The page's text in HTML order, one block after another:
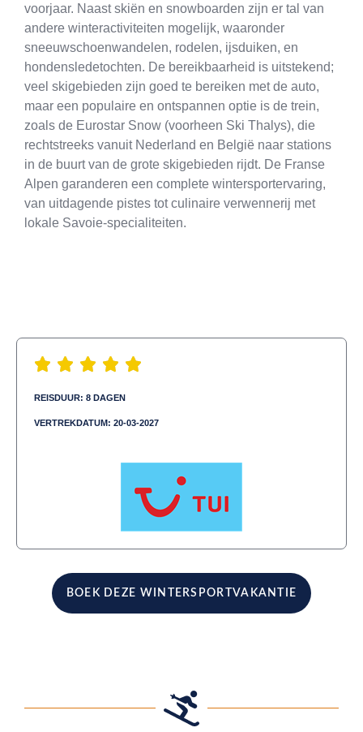
voorjaar. Naast skiën en snowboarden zijn er tal van
andere winteractiviteiten mogelijk, waaronder
sneeuwschoenwandelen, rodelen, ijsduiken, en
hondensledetochten. De bereikbaarheid is uitstekend;
veel skigebieden zijn goed te bereiken met de auto,
maar een populaire en ontspannen optie is de trein,
zoals de Eurostar Snow (voorheen Ski Thalys), die
rechtstreeks vanuit Nederland en België naar stations
in de buurt van de grote skigebieden rijdt. De Franse
Alpen garanderen een complete wintersportervaring,
van uitdagende pistes tot culinaire verwennerij met
lokale Savoie-specialiteiten.
REISDUUR: 8 DAGEN
VERTREKDATUM: 20-03-2027
BOEK DEZE WINTERSPORTVAKANTIE